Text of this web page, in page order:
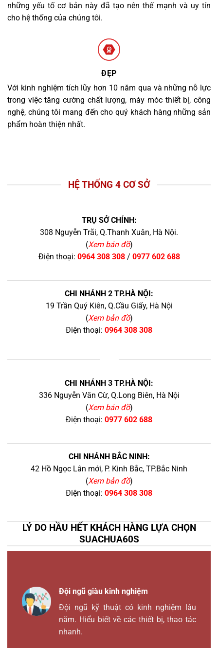
những yếu tố cơ bản này đã tạo nên thế mạnh và uy tín
cho hệ thống của chúng tôi.
ĐẸP
Với kinh nghiệm tích lũy hơn 10 năm qua và những nỗ lực
trong việc tăng cường chất lượng, máy móc thiết bị, công
nghệ, chúng tôi mang đến cho quý khách hàng những sản
phẩm hoàn thiện nhất.
HỆ THỐNG 4 CƠ SỞ
TRỤ SỞ CHÍNH:
308 Nguyễn Trãi, Q.Thanh Xuân, Hà Nội.
(Xem bản đồ)
Điện thoại: 0964 308 308/ 0977 602 688
CHI NHÁNH 2 TP.HÀ NỘI:
19 Trần Quý Kiên, Q.Cầu Giấy, Hà Nội
(Xem bản đồ)
Điện thoại: 0964 308 308
CHI NHÁNH 3 TP.HÀ NỘI:
336 Nguyễn Văn Cừ, Q.Long Biên, Hà Nội
(Xem bản đồ)
Điện thoại: 0977 602 688
CHI NHÁNH BẮC NINH:
42 Hồ Ngọc Lân mới, P. Kinh Bắc, TP.Bắc Ninh
(Xem bản đồ)
Điện thoại: 0964 308 308
LÝ DO HẦU HẾT KHÁCH HÀNG LỰA CHỌN
SUACHUA60S
Đội ngũ giàu kinh nghiệm
Đội ngũ kỹ thuật có kinh nghiệm lâu
năm. Hiểu biết về các thiết bị, thao tác
nhanh.